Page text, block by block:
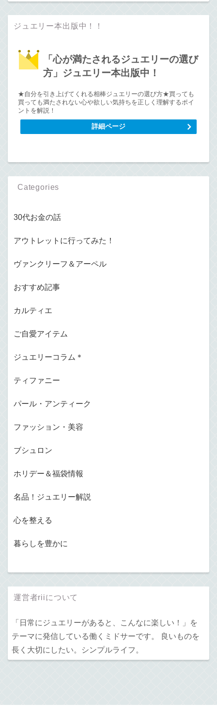
ジュエリー本出版中！！
「心が満たされるジュエリーの選び
方」ジュエリー本出版中！
★自分を引き上げてくれる相棒ジュエリーの選び方★買っても
買っても満たされない心や欲しい気持ちを正しく理解するポイ
ントを解説！
詳細ページ
Categories
30代お金の話
アウトレットに行ってみた！
ヴァンクリーフ＆アーペル
おすすめ記事
カルティエ
ご自愛アイテム
ジュエリーコラム＊
ティファニー
パール・アンティーク
ファッション・美容
ブシュロン
ホリデー＆福袋情報
名品！ジュエリー解説
心を整える
暮らしを豊かに
運営者riiについて
「日常にジュエリーがあると、こんなに楽しい！」を
テーマに発信している働くミドサーです。 良いものを
長く大切にしたい。シンプルライフ。